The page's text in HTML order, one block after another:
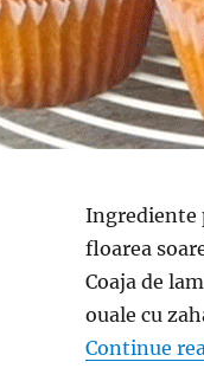
Ingrediente
floarea
Coaja de
ouale cu
Continue